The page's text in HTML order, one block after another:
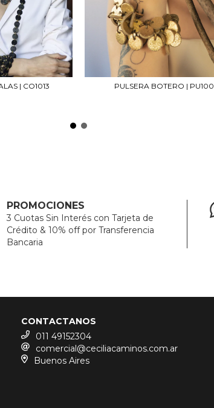
| CO1013 PULSERA BOTERO |
PROMOCIONES
3 Cuotas Sin Interés con Tarjeta de
Crédito & 10% off por Transferencia
Bancaria
CONTACTANOS
011 49152304
comercial@ceciliacaminos.com.ar
Buenos Aires